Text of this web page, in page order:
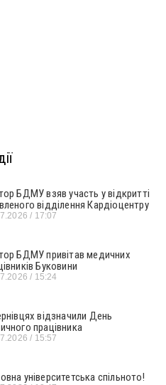
БДМУ взяв участь у відкритті
відділення Кардіоцентру
17:07
БДМУ привітав медичних
Буковини
15:24
відзначили День
працівника
15:57
університетська спільното!